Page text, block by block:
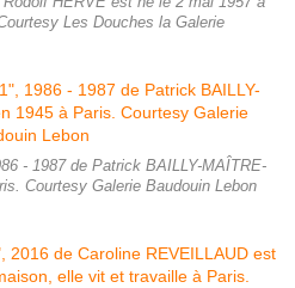
Les Douches la Galerie
- 1987 de Patrick BAILLY-MAÎTRE-
Courtesy Galerie Baudouin Lebon